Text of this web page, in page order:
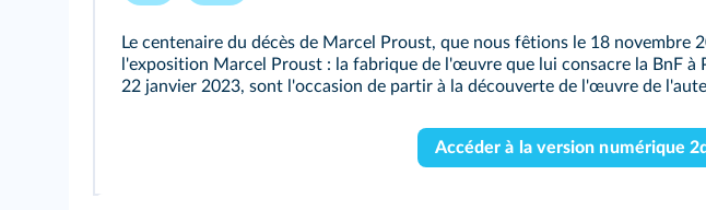
Le centenaire du décès de Marcel Proust, que nous fêtions le 18 novembre
l'exposition Marcel Proust : la fabrique de l'œuvre que lui consacre la BnF à
22 janvier 2023, sont l'occasion de partir à la découverte de l'œuvre de
Accéder à la version numérique